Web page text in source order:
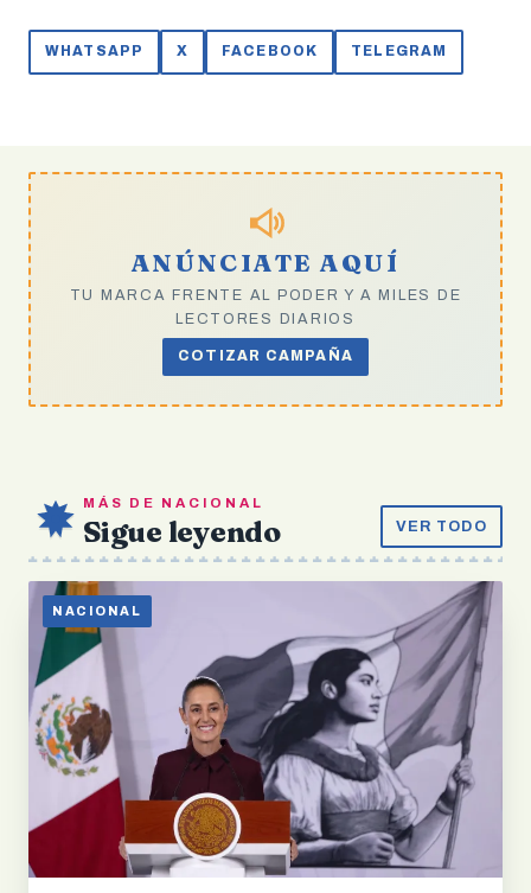
WHATSAPP X FACEBOOK TELEGRAM
ANÚNCIATE AQUÍ
TU MARCA FRENTE AL PODER Y A MILES DE
LECTORES DIARIOS
COTIZAR CAMPAÑA
MÁS DE NACIONAL
Sigue leyendo VER TODO
NACIONAL